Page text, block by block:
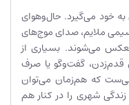
به خود می‌گیرد. حال‌وهوای
ملایم، صدای موج‌های
می‌شوند. بسیاری از
قدم‌زدن، گفت‌وگو یا صرف
که هم‌زمان می‌توان
شهری را در کنار هم